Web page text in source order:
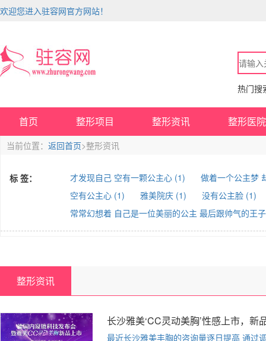
欢迎您进入驻容网官方网站！
热门
首页 整形项目 整形资讯 整形医院
当前位置： 返回首页>整形资讯
标 签： 才发现自己 空有一颗公主心 (1)
做着一个公主梦
空有公主心 (1)
雅美院庆 (1)
没有公主脸 (1)
常常幻想着 自己是一位美丽的公主 最后跟帅气的王
整形资讯
长沙雅美‘CC灵动美胸’性感上市，新
最近长沙雅美丰胸的咨询量逐日提高 通过